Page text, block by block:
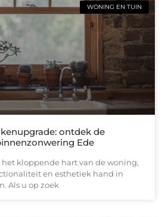
WONING EN TUIN
ontdek de
Ede
het kloppende hart van de woning,
en esthetiek hand in
Als u op zoek